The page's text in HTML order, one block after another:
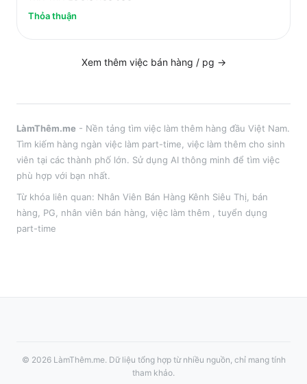
Thỏa thuận
Xem thêm việc bán hàng / pg →
LàmThêm.me - Nền tảng tìm việc làm thêm hàng đầu Việt Nam.
Tìm kiếm hàng ngàn việc làm part-time, việc làm thêm cho sinh
viên tại các thành phố lớn. Sử dụng AI thông minh để tìm việc
phù hợp với bạn nhất.
Từ khóa liên quan: Nhân Viên Bán Hàng Kênh Siêu Thị
bán
hàng, PG, nhân viên bán hàng , việc làm thêm
, tuyển dụng
part-time
© 2026 LàmThêm.me. Dữ liệu tổng hợp từ nhiều nguồn, chỉ mang tính
tham khảo.